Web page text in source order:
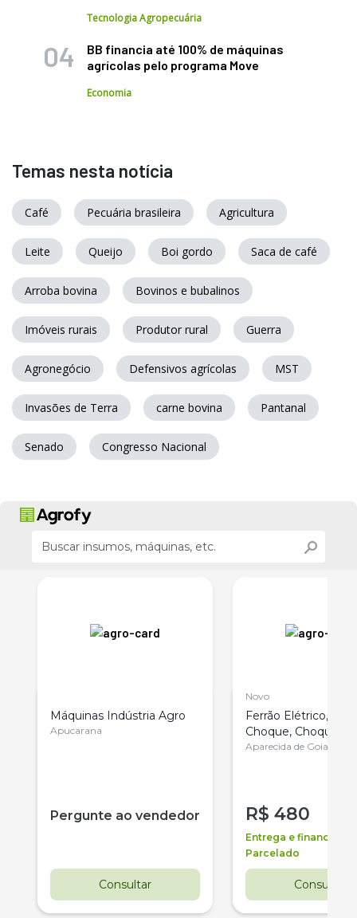
Tecnologia Agropecuária
BB financia até 100% de máquinas
agrícolas pelo programa Move
Economia
Temas nesta notícia
Café Pecuária brasileira Agricultura
Leite Queijo Boi gordo Saca de café
Arroba bovina Bovinos e bubalinos
Imóveis rurais Produtor rural Guerra
Agronegócio Defensivos agrícolas MST
Invasões de Terra carne bovina Pantanal
Senado Congresso Nacional
Máquinas Indústria Agro
Apucarana
Pergunte ao vendedor
Consultar
Novo
Ferrão Elétrico,
Choque,
Gado
Aparecida de Goiania
R$ 480
Entrega e
Parcelado
Consultar